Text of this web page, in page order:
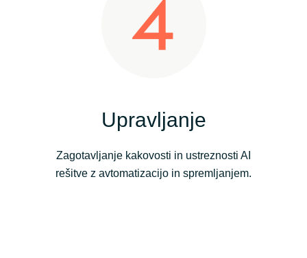
Upravljanje
Zagotavljanje kakovosti in ustreznosti AI
rešitve z avtomatizacijo in spremljanjem.